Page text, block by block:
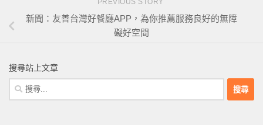
新聞：友善台灣好餐廳APP，為你推薦服務良好的無障
礙好空間
搜尋站上文章
搜
尋